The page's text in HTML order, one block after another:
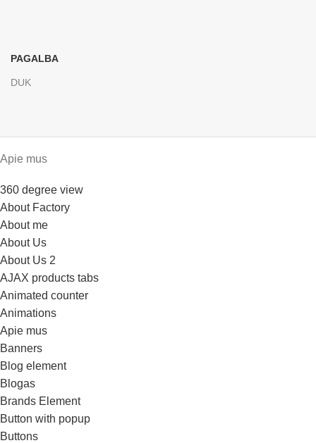
PAGALBA
DUK
Apie mus
360 degree view
About Factory
About me
About Us
About Us 2
AJAX products tabs
Animated counter
Animations
Apie mus
Banners
Blog element
Blogas
Brands Element
Button with popup
Buttons